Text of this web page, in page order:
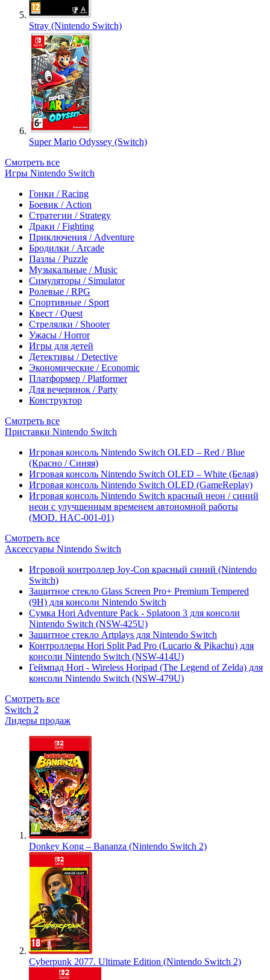
Stray (Nintendo Switch)
Super Mario Odyssey (Switch)
Смотреть все
Игры Nintendo Switch
Гонки / Racing
Боевик / Action
Стратегии / Strategy
Драки / Fighting
Приключения / Adventure
Бродилки / Arcade
Пазлы / Puzzle
Музыкальные / Music
Симуляторы / Simulator
Ролевые / RPG
Спортивные / Sport
Квест / Quest
Стрелялки / Shooter
Ужасы / Horror
Игры для детей
Детективы / Detective
Экономические / Economic
Платформер / Platformer
Для вечеринок / Party
Конструктор
Смотреть все
Приставки Nintendo Switch
Игровая консоль Nintendo Switch OLED – Red / Blue
(Красно / Синяя)
Игровая консоль Nintendo Switch OLED – White (Белая)
Игровая консоль Nintendo Switch OLED (GameReplay)
Игровая консоль Nintendo Switch красный неон / синий
неон с улучшенным временем автономной работы
(MOD. HAC-001-01)
Смотреть все
Аксессуары Nintendo Switch
Игровой контроллер Joy-Con красный синий (Nintendo
Switch)
Защитное стекло Glass Screen Pro+ Premium Tempered
(9H) для консоли Nintendo Switch
Сумка Hori Adventure Pack - Splatoon 3 для консоли
Nintendo Switch (NSW-425U)
Защитное стекло Artplays для Nintendo Switch
Контроллеры Hori Split Pad Pro (Lucario & Pikachu) для
консоли Nintendo Switch (NSW-414U)
Геймпад Hori - Wireless Horipad (The Legend of Zelda) для
консоли Nintendo Switch (NSW-479U)
Смотреть все
Switch 2
Лидеры продаж
Donkey Kong – Bananza (Nintendo Switch 2)
Cyberpunk 2077. Ultimate Edition (Nintendo Switch 2)